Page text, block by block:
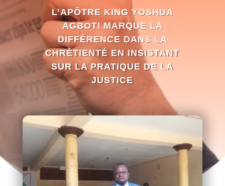
L’APÔTRE KING YOSHUA
AGBOTI MARQUE LA
DIFFÉRENCE DANS LA
CHRÉTIENTÉ EN INSISTANT
SUR LA PRATIQUE DE LA
JUSTICE